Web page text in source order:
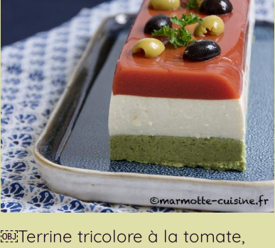
￼Terrine tricolore à la tomate,